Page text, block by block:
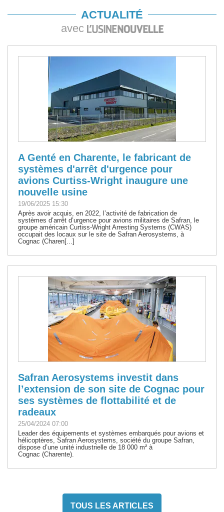
ACTUALITÉ
avec
A Genté en Charente, le fabricant de
systèmes d'arrêt d'urgence pour
avions Curtiss-Wright inaugure une
nouvelle usine
19/06/2025 15:30
Après avoir acquis, en 2022, l’activité de fabrication de
systèmes d’arrêt d’urgence pour avions militaires de Safran, le
groupe américain Curtiss-Wright Arresting Systems (CWAS)
occupait des locaux sur le site de Safran Aerosystems, à
Cognac (Charen[...]
Safran Aerosystems investit dans
l’extension de son site de Cognac pour
ses systèmes de flottabilité et de
radeaux
25/04/2024 07:00
Leader des équipements et systèmes embarqués pour avions et
hélicoptères, Safran Aerosystems, société du groupe Safran,
dispose d’une unité industrielle de 18 000 m² à
Cognac (Charente).
TOUS LES ARTICLES